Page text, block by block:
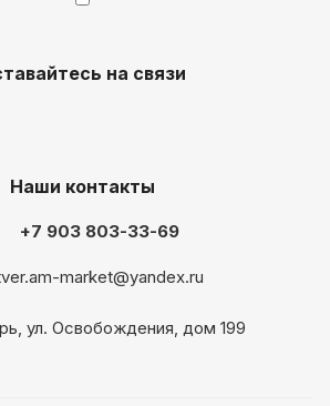
на связи
Наши контакты
+7 903 803-33-69
market@yandex.ru
ул. Освобождения, дом 199